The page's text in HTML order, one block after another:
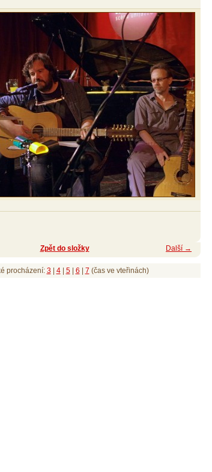
Další →
Zpět do složky
procházení: 3| 4| 5| 6 7 (čas ve vteřinách)